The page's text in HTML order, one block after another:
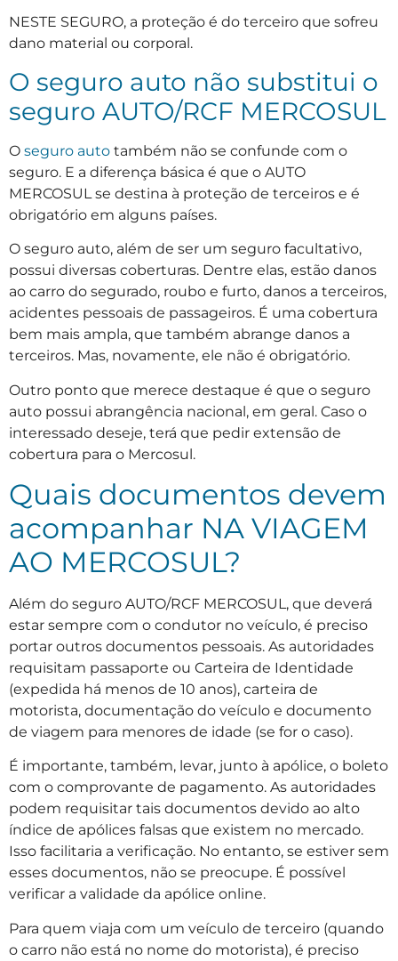
NESTE SEGURO, a proteção é do terceiro que sofreu
dano material ou corporal.
O seguro auto não substitui o
seguro AUTO/RCF MERCOSUL
O seguro auto também não se confunde com o
seguro. E a diferença básica é que o AUTO
MERCOSUL se destina à proteção de terceiros e é
obrigatório em alguns países.
O seguro auto, além de ser um seguro facultativo,
possui diversas coberturas. Dentre elas, estão danos
ao carro do segurado, roubo e furto, danos a terceiros,
acidentes pessoais de passageiros. É uma cobertura
bem mais ampla, que também abrange danos a
terceiros. Mas, novamente, ele não é obrigatório.
Outro ponto que merece destaque é que o seguro
auto possui abrangência nacional, em geral. Caso o
interessado deseje, terá que pedir extensão de
cobertura para o Mercosul.
Quais documentos devem
acompanhar NA VIAGEM
AO MERCOSUL?
Além do seguro AUTO/RCF MERCOSUL, que deverá
estar sempre com o condutor no veículo, é preciso
portar outros documentos pessoais. As autoridades
requisitam passaporte ou Carteira de Identidade
(expedida há menos de 10 anos), carteira de
motorista, documentação do veículo e documento
de viagem para menores de idade (se for o caso).
É importante, também, levar, junto à apólice, o boleto
com o comprovante de pagamento. As autoridades
podem requisitar tais documentos devido ao alto
índice de apólices falsas que existem no mercado.
Isso facilitaria a verificação. No entanto, se estiver sem
esses documentos, não se preocupe. É possível
verificar a validade da apólice online.
Para quem viaja com um veículo de terceiro (quando
o carro não está no nome do motorista), é preciso